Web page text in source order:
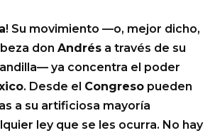
! Su movimiento —o, mejor dicho,
don Andrés a través de su
ya concentra el poder
. Desde el Congreso pueden
a su artificiosa mayoría
ley que se les ocurra. No hay